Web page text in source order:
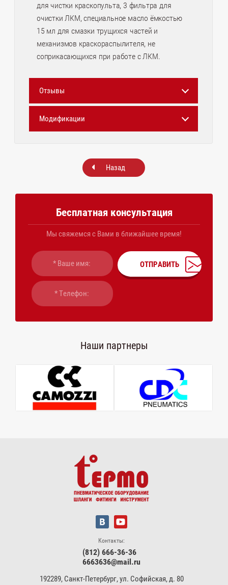
для чистки краскопульта, 3 фильтра для
очистки ЛКМ, специальное масло ёмкостью
15 мл для смазки трущихся частей и
механизмов краскораспылителя, не
соприкасающихся при работе с ЛКМ.
Отзывы
Модификации
Назад
Бесплатная консультация
Мы свяжемся с Вами в ближайшее время!
ОТПРАВИТЬ
Наши партнеры
Контакты:
(812) 666-36-36
6663636@mail.ru
192289, Санкт-Петербург, ул. Софийская, д. 80